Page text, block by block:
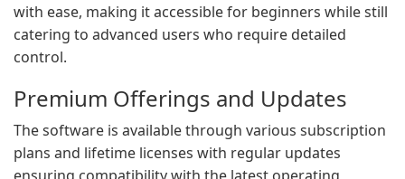
with ease, making it accessible for beginners while still
catering to advanced users who require detailed
control.
Premium Offerings and Updates
The software is available through various subscription
plans and lifetime licenses with regular updates